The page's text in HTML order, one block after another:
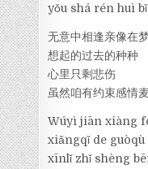
yǒu shá rén huì
无意中相逢亲像在
想起的过去的种种
心里只剩悲伤
虽然咱有约束感情
Wúyì jiān xiàng
xiǎngqǐ de
xīnlǐ zhǐ shèng